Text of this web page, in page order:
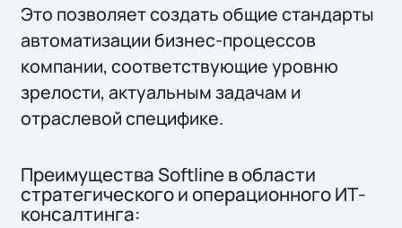
Это позволяет создать общие стандарты
автоматизации бизнес-процессов
компании, соответствующие уровню
зрелости, актуальным задачам и
отраслевой специфике.
Преимущества Softline в области
стратегического и операционного ИТ-
консалтинга: